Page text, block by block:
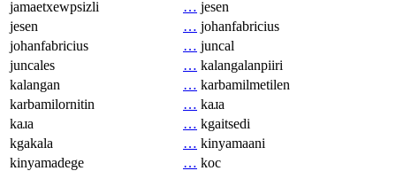
jamaetxewpsizli
… jesen
jesen
… johanfabricius
johanfabricius
… juncal
juncales
… kalangalanpiiri
kalangan
… karbamilmetilen
karbamilornitin
… kaɹa
kaɹa
… kgaitsedi
kgakala
… kinyamaani
kinyamadege
… koc